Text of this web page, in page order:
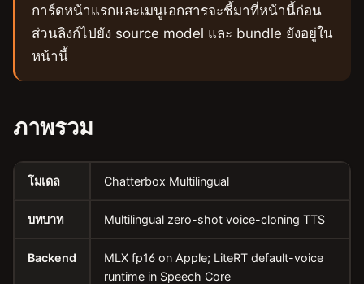
การ์ดหน้าแรกและเมนูเอกสารจะชี้มาที่หน้านี้ก่อน
ส่วนลิงก์ไปยัง source model และ bundle ยังอยู่ใน
หน้านี้
ภาพรวม
โมเดล Chatterbox Multilingual
บทบาท Multilingual zero-shot voice-cloning TTS
Backend
MLX fp16 on Apple; LiteRT default-voice
runtime in Speech Core